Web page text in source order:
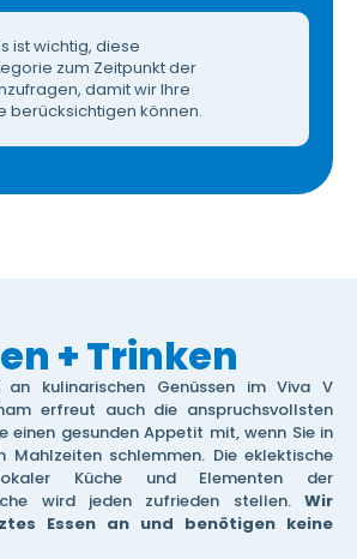
ist wichtig, diese
zum Zeitpunkt der
damit wir Ihre
berücksichtigen können.
+ Trinken
kulinarischen Genüssen im Viva V
erfreut auch die anspruchsvollsten
einen gesunden Appetit mit, wenn Sie in
Mahlzeiten schlemmen. Die eklektische
Küche und Elementen der
wird jeden zufrieden stellen. Wir
Essen an und benötigen keine